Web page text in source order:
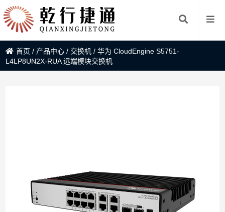
首页 / 产品中心 / 交换机 /华为 CloudEngine S5751-
L4LP8UN2X-RUA 远端模块交换机